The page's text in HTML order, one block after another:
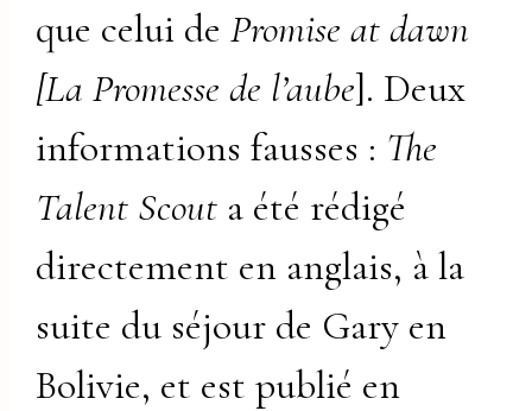
que celui dePromise at dawn
[La Promesse de l’aube]. Deux
informations fausses : The
Talent Scout a été rédigé
directement en anglais, à la
suite du séjour de Gary en
Bolivie, et est publié en